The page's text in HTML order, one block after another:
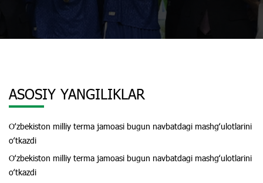
ASOSIY YANGILIKLAR
Oʻzbekiston milliy terma jamoasi bugun navbatdagi mashgʻulotlarini
oʻtkazdi
Oʻzbekiston milliy terma jamoasi bugun navbatdagi mashgʻulotlarini
oʻtkazdi